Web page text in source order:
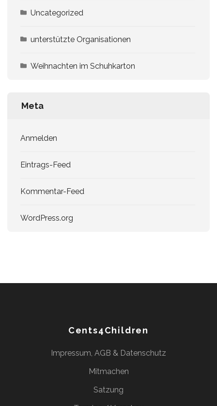
Uncategorized
unterstützte Organisationen
Weihnachten im Schuhkarton
Meta
Anmelden
Eintrags-Feed
Kommentar-Feed
WordPress.org
Cents4Children
Impressum, AGB & Datenschutz
Mitmachen
Satzung